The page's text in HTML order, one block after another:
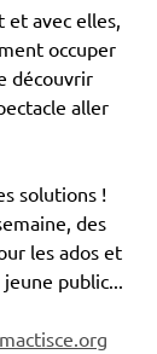
et avec elles,
occuper
découvrir
aller
solutions !
des
les ados et
public...